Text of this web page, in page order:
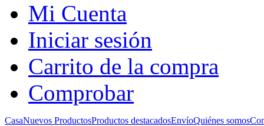
Mi Cuenta
Iniciar sesión
Carrito de la compra
Comprobar
CasaNuevos ProductosProductos destacadosEnvíoQuiénes somos